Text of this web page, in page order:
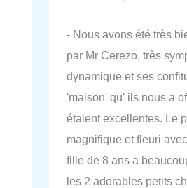
- Nous avons été très
par Mr Cerezo, très
dynamique et ses
'maison' qu' ils nous a
étaient excellentes. Le
magnifique et fleuri
fille de 8 ans a
les 2 adorables petits